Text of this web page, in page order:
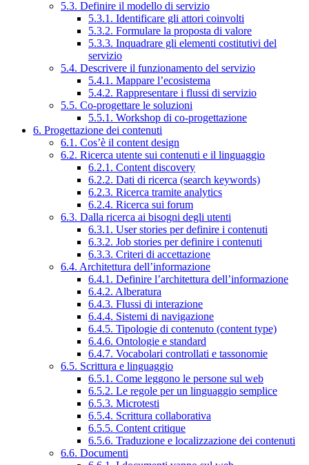
5.3. Definire il modello di servizio
5.3.1. Identificare gli attori coinvolti
5.3.2. Formulare la proposta di valore
5.3.3. Inquadrare gli elementi costitutivi del
servizio
5.4. Descrivere il funzionamento del servizio
5.4.1. Mappare l’ecosistema
5.4.2. Rappresentare i flussi di servizio
5.5. Co-progettare le soluzioni
5.5.1. Workshop di co-progettazione
6. Progettazione dei contenuti
6.1. Cos’è il content design
6.2. Ricerca utente sui contenuti e il linguaggio
6.2.1. Content discovery
6.2.2. Dati di ricerca (search keywords)
6.2.3. Ricerca tramite analytics
6.2.4. Ricerca sui forum
6.3. Dalla ricerca ai bisogni degli utenti
6.3.1. User stories per definire i contenuti
6.3.2. Job stories per definire i contenuti
6.3.3. Criteri di accettazione
6.4. Architettura dell’informazione
6.4.1. Definire l’architettura dell’informazione
6.4.2. Alberatura
6.4.3. Flussi di interazione
6.4.4. Sistemi di navigazione
6.4.5. Tipologie di contenuto (content type)
6.4.6. Ontologie e standard
6.4.7. Vocabolari controllati e tassonomie
6.5. Scrittura e linguaggio
6.5.1. Come leggono le persone sul web
6.5.2. Le regole per un linguaggio semplice
6.5.3. Microtesti
6.5.4. Scrittura collaborativa
6.5.5. Content critique
6.5.6. Traduzione e localizzazione dei contenuti
6.6. Documenti